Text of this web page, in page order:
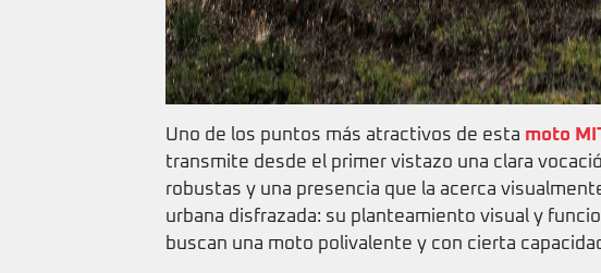
Uno de los puntos más atractivos de esta moto
transmite desde el primer vistazo una clara
robustas y una presencia que la acerca
urbana disfrazada: su planteamiento visual y
buscan una moto polivalente y con cierta